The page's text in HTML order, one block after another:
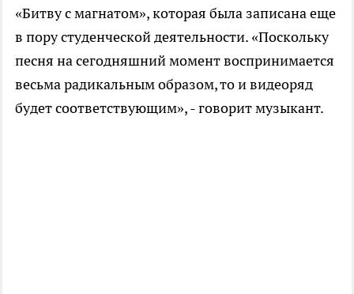
«Битву с магнатом», которая была записана еще
в пору студенческой деятельности. «Поскольку
песня на сегодняшний момент воспринимается
весьма радикальным образом, то и видеоряд
будет соответствующим», - говорит музыкант.